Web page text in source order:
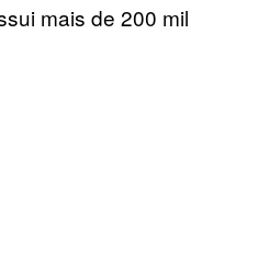
mais de 200 mil